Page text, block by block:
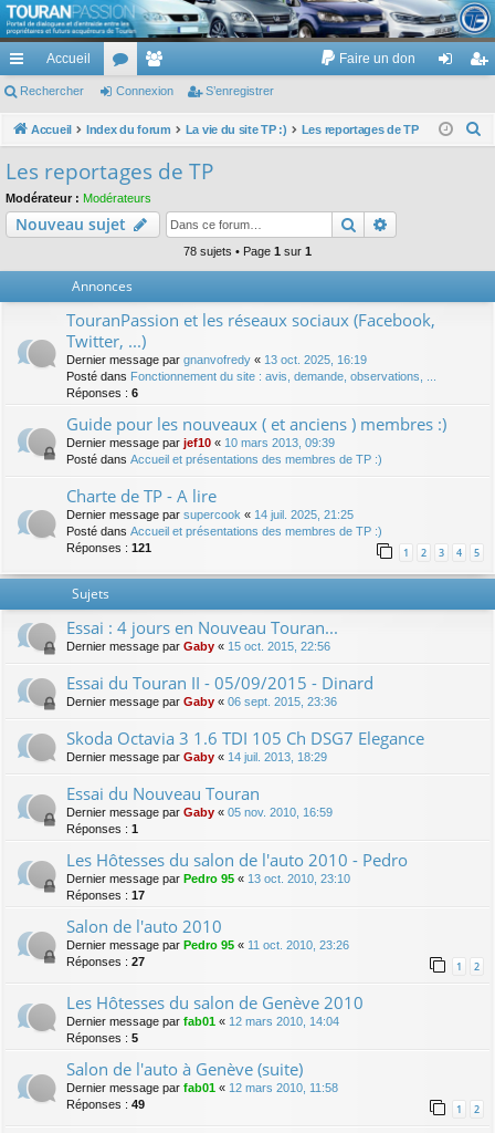
TouranPassion
Le forum des propriétaires ou futurs acquéreurs du Volkswagen Touran
cc
ès
pi
de
Accueil
or
u
e
m
Faire un don
ne nr
Rechercher Connexion S’enregistrer
Accueil Index du forum La vie du site TP :) Les reportages de TP
c
Les reportages de TP
Modérateur : Modérateurs
Nouveau sujet Rechercher
78 sujets • Page 1 sur 1
Annonces
TouranPassion et les réseaux sociaux (Facebook,
Twitter, ...)
Dernier message par gnanvofredy « 13 oct. 2025, 16:19
Posté dans Fonctionnement du site : avis, demande, observations, ...
Réponses : 6
Guide pour les nouveaux ( et anciens ) membres :)
Dernier message par jef10 « 10 mars 2013, 09:39
Posté dans Accueil et présentations des membres de TP :)
Charte de TP - A lire
Dernier message par supercook « 14 juil. 2025, 21:25
Posté dans Accueil et présentations des membres de TP :)
Réponses : 121 1 2 3 4 5
Sujets
Essai : 4 jours en Nouveau Touran...
Dernier message par Gaby « 15 oct. 2015, 22:56
Essai du Touran II - 05/09/2015 - Dinard
Dernier message par Gaby « 06 sept. 2015, 23:36
Skoda Octavia 3 1.6 TDI 105 Ch DSG7 Elegance
Dernier message par Gaby « 14 juil. 2013, 18:29
Essai du Nouveau Touran
Dernier message par Gaby « 05 nov. 2010, 16:59
Réponses : 1
Les Hôtesses du salon de l'auto 2010 - Pedro
Dernier message par Pedro 95 « 13 oct. 2010, 23:10
Réponses : 17
Salon de l'auto 2010
Dernier message par Pedro 95 « 11 oct. 2010, 23:26
Réponses : 27 1 2
Les Hôtesses du salon de Genève 2010
Dernier message par fab01 « 12 mars 2010, 14:04
Réponses : 5
Salon de l'auto à Genève (suite)
Dernier message par fab01 « 12 mars 2010, 11:58
Réponses : 49 1 2